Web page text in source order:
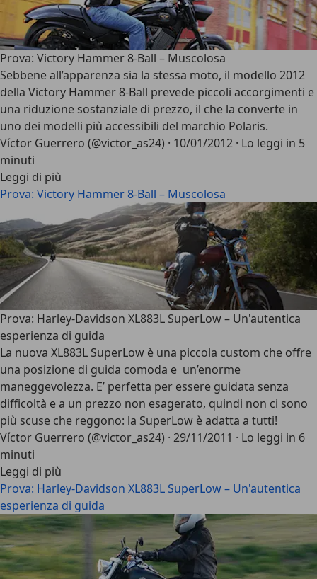
Prova: Victory Hammer 8-Ball – Muscolosa
Sebbene all’apparenza sia la stessa moto, il modello 2012
della Victory Hammer 8-Ball prevede piccoli accorgimenti e
una riduzione sostanziale di prezzo, il che la converte in
uno dei modelli più accessibili del marchio Polaris.
Víctor Guerrero (@victor_as24) · 10/01/2012 · Lo leggi in 5
minuti
Leggi di più
Prova: Victory Hammer 8-Ball – Muscolosa
Prova: Harley-Davidson XL883L SuperLow – Un'autentica
esperienza di guida
La nuova XL883L SuperLow è una piccola custom che offre
una posizione di guida comoda e un’enorme
maneggevolezza. E’ perfetta per essere guidata senza
difficoltà e a un prezzo non esagerato, quindi non ci sono
più scuse che reggono: la SuperLow è adatta a tutti!
Víctor Guerrero (@victor_as24) · 29/11/2011 · Lo leggi in 6
minuti
Leggi di più
Prova: Harley-Davidson XL883L SuperLow – Un'autentica
esperienza di guida